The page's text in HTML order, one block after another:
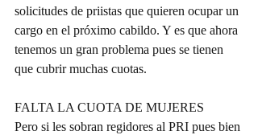
solicitudes de priistas que quieren ocupar un
cargo en el próximo cabildo. Y es que ahora
tenemos un gran problema pues se tienen
que cubrir muchas cuotas.
FALTA LA CUOTA DE MUJERES
Pero si les sobran regidores al PRI pues bien